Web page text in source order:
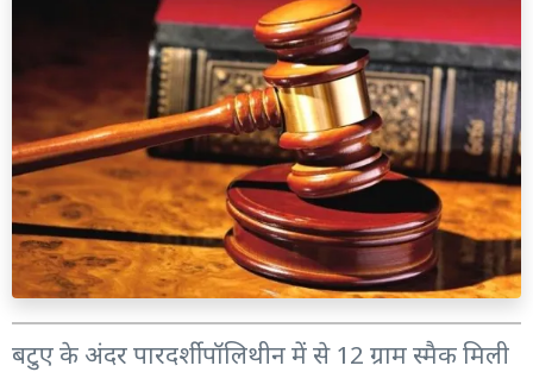
बटुए के अंदर पारदर्शी पॉलिथीन में से 12 ग्राम स्मैक मिली